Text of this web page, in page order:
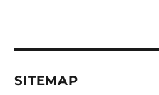
SITEMAP